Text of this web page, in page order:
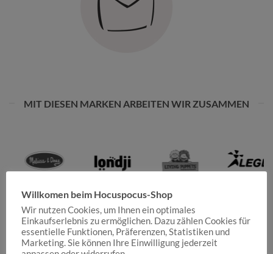
MIT DIESEN MARKEN ARBEITEN WIR ZUSAMMEN
Willkomen beim Hocuspocus-Shop
Wir nutzen Cookies, um Ihnen ein optimales
Einkaufserlebnis zu ermöglichen. Dazu zählen Cookies für
essentielle Funktionen, Präferenzen, Statistiken und
Marketing. Sie können Ihre Einwilligung jederzeit